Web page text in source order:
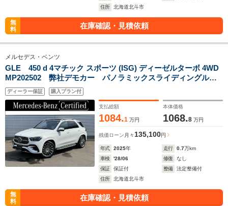
住所
北海道北斗市
無
料
在庫確認・見積依頼
メルセデス・ベンツ
GLE 450 d 4マチック スポーツ (ISG) ディーゼルターボ 4WD
MP202502 弊社デモカー パノラミックスライディングルー
フ Eアクティブボディコントロール 強力アンダーフロアー
パネル Burmesterサラウンド シートベンチレーター エア
バランスPKG エナジャイジングパッケージ
ディーラー保証 購入プラン付
支払総額
1084.1 万円
本体価格
1068.8 万円
残価ローン 月々 135,100円
年式 2025年 走行 0.7万km
車検
'28/06 修復
なし
保証
保証付 整備
法定整備付
住所
北海道北斗市
無
料
在庫確認・見積依頼